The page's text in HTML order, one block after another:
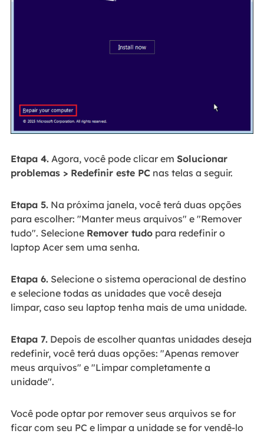
Etapa 4.Agora, você pode clicar em Solucionar
problemas > Redefinir este PCnas telas a seguir.
Etapa 5.Na próxima janela, você terá duas opções
para escolher: "Manter meus arquivos" e "Remover
tudo". Selecione Remover tudopara redefinir o
laptop Acer sem uma senha.
Etapa 6.Selecione o sistema operacional de destino
e selecione todas as unidades que você deseja
limpar, caso seu laptop tenha mais de uma unidade.
Etapa 7.Depois de escolher quantas unidades deseja
redefinir, você terá duas opções: "Apenas remover
meus arquivos" e "Limpar completamente a
unidade".
Você pode optar por remover seus arquivos se for
ficar com seu PC e limpar a unidade se for vendê-lo